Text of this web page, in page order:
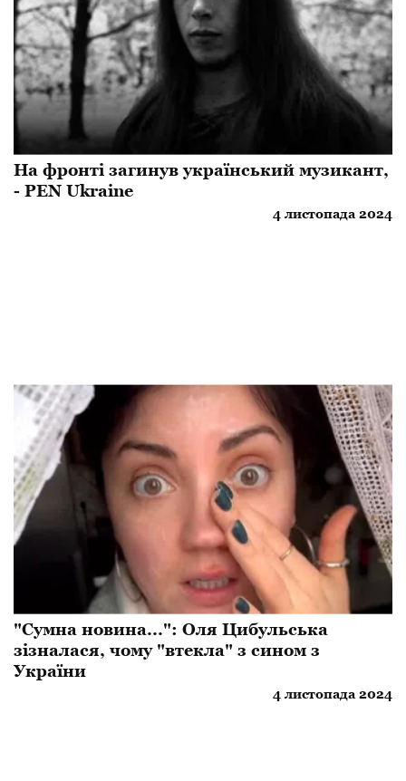
На фронті загинув український музикант,
- PEN Ukraine
4 листопада 2024
"Сумна новина...": Оля Цибульська
зізналася, чому "втекла" з сином з
України
4 листопада 2024